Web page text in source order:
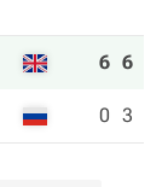
6 6
0 3